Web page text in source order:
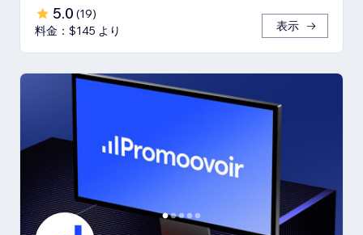
5.0 (19)
料金：$145 より
表示